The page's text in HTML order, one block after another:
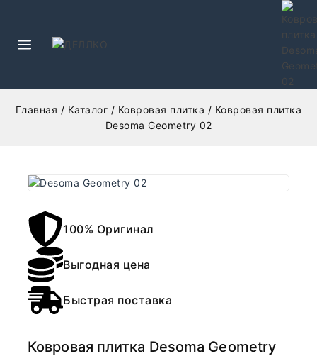
Главная / Каталог / Ковровая плитка / Ковровая плитка
Desoma Geometry 02
100% Оригинал
Выгодная цена
Быстрая поставка
Ковровая плитка Desoma Geometry